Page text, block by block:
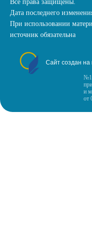
Все права защищены.
Дата последнего
При использовании
источник обязательна
Сайт создан
и
от